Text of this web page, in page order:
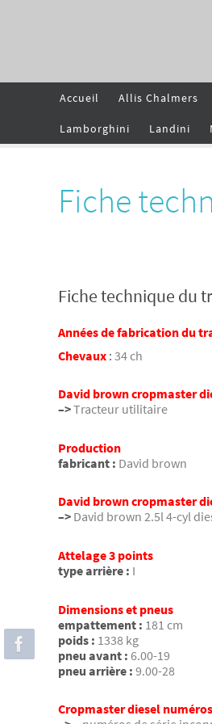
Accueil Allis Chalmers
Lamborghini Landini
Fiche
Fiche technique du
Années de fabrication du
Chevaux : 34 ch
David brown cropmaster
–>Tracteur utilitaire
Production
fabricant : David brown
David brown cropmaster
–> David brown 2.5l 4-cyl
Attelage 3 points
type arrière : I
Dimensions et pneus
empattement : 181 cm
poids : 1338 kg
pneu avant : 6.00-19
pneu arrière : 9.00-28
Cropmaster diesel